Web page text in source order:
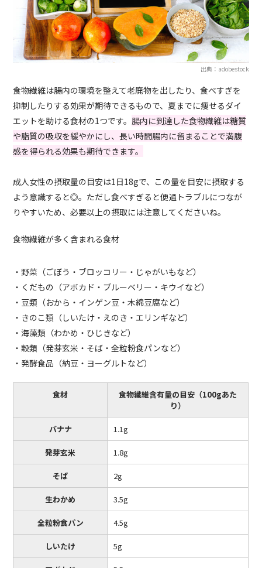
出典：adobestock
食物繊維は腸内の環境を整えて老廃物を出したり、食べすぎを
抑制したりする効果が期待できるもので、夏までに痩せるダイ
エットを助ける食材の1つです。 腸内に到達した食物繊維は糖質
や脂質の吸収を緩やかにし、長い時間腸内に留まることで満腹
感を得られる効果も期待できます。
成人女性の摂取量の目安は1日18gで、この量を目安に摂取する
よう意識すると◎。ただし食べすぎると便通トラブルにつなが
りやすいため、必要以上の摂取には注意してくださいね。
食物繊維が多く含まれる食材
・野菜（ごぼう・ブロッコリー・じゃがいもなど）
・くだもの（アボカド・ブルーベリー・キウイなど）
・豆類（おから・インゲン豆・木綿豆腐など）
・きのこ類（しいたけ・えのき・エリンギなど）
・海藻類（わかめ・ひじきなど）
・穀類（発芽玄米・そば・全粒粉食パンなど）
・発酵食品（納豆・ヨーグルトなど）
食材
食物繊維含有量の目安（100gあた
り）
バナナ 1.1g
発芽玄米 1.8g
そば 2g
生わかめ 3.5g
全粒粉食パン 4.5g
しいたけ 5g